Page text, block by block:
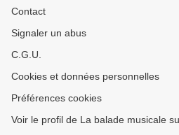
Contact
Signaler un abus
C.G.U.
Cookies et données personnelles
Préférences cookies
Voir le profil de La balade musicale